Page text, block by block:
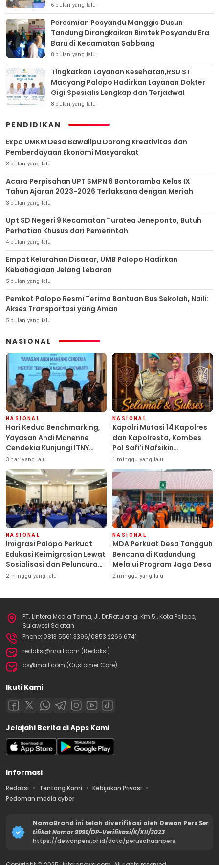
6 bulan yang lalu
Peresmian Posyandu Manggis Dusun
Tandung Dirangkaikan Bimtek Posyandu Era
Baru di Kecamatan Sabbang
8 bulan yang lalu
Tingkatkan Layanan Kesehatan,RSU ST
Madyang Palopo Hadirkan Layanan Dokter
Gigi Spesialis Lengkap dan Terjadwal
8 bulan yang lalu
PENDIDIKAN
Expo UMKM Desa Bawalipu Dorong Kreativitas dan
Pemberdayaan Ekonomi Masyarakat
3 bulan yang lalu
Acara Perpisahan UPT SMPN 6 Bontoramba Kelas IX
Tahun Ajaran 2023-2026 Terlaksana dengan Meriah
3 bulan yang lalu
Upt SD Negeri 9 Kecamatan Turatea Jeneponto, Butuh
Perhatian Khusus dari Pemerintah
4 bulan yang lalu
Empat Kelurahan Disasar, UMB Palopo Hadirkan
Kebahagiaan Jelang Lebaran
5 bulan yang lalu
Pemkot Palopo Resmi Terima Bantuan Bus Sekolah, Naili:
Akses Transportasi yang Aman
5 bulan yang lalu
NASIONAL
NASIONAL
Hari Kedua Benchmarking,
Yayasan Andi Manenne
Cendekia Kunjungi ITNY
Yogyakarta
3 hari yang lalu
NASIONAL
Kapolri Mutasi 14 Kapolres
dan Kapolresta, Kombes
Pol Safi’i Nafsikin
Mengemban Amanah
Pimpin Polresta Kendari
1 minggu yang lalu
NASIONAL
Imigrasi Palopo Perkuat
Edukasi Keimigrasian Lewat
Sosialisasi dan Peluncuran
Inovasi Chatbot “IT CHIKA”
2 minggu yang lalu
NASIONAL
MDA Perkuat Desa Tangguh
Bencana di Kadundung
Melalui Program Jaga Desa
2 minggu yang lalu
PT. Lintera Media Tama, Jl. Dr.Ratulangi Km.5 , Kota Palopo,
Sulawesi Selatan
Phone: 0813 5561 3396/0853 2266 6741
redaksi@mail.com (Redaksi)
cs@mail.com (Customer Care)
Ikuti Kami
Jelajahi Berita di Apps Kami
Informasi
Redaksi Tentang Kami
Kebijakan Privasi
Pedoman media cyber
NamaBrand ini telah diverifikasi oleh Dewan PersSer
tifikat Nomor 9999/DP-Verifikasi/K/XII/2023
https://dewanpers.or.id/data/perusahaanpers